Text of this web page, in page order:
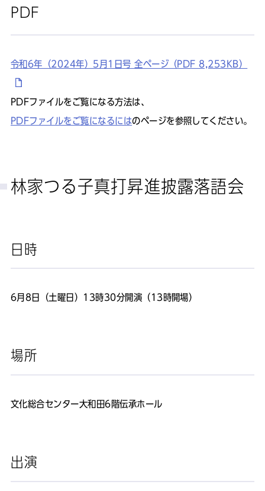
PDF
令和6年（2024年）5月1日号 全ページ（PDF 8,253KB）
PDFファイルをご覧になる方法は、
PDFファイルをご覧になるにはのページを参照してください。
林家つる子真打昇進披露落語会
日時
6月8日（土曜日）13時30分開演（13時開場）
場所
文化総合センター大和田6階伝承ホール
出演